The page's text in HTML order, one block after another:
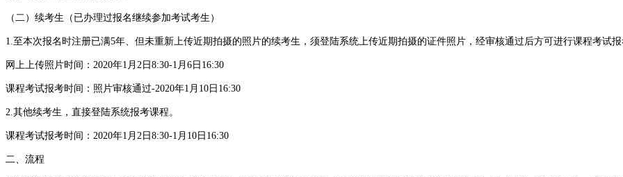
（二）续考生（已办理过报名继续参加考试考生）
1.至本次报名时注册已满5年、但未重新上传近期拍摄的照片的续考生，须登陆系统上传近期拍摄的证件照片，经审核通过后方可进行课程考试报
网上上传照片时间：2020年1月2日8:30-1月6日16:30
课程考试报考时间：照片审核通过-2020年1月10日16:30
2.其他续考生，直接登陆系统报考课程。
课程考试报考时间：2020年1月2日8:30-1月10日16:30
二、流程